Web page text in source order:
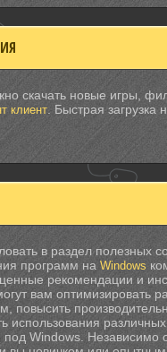
скачать новые игры,
клиент . Быстрая
в раздел полезных
программ на Windows
рекомендации и
вам оптимизировать
повысить
использования
Windows. Независимо